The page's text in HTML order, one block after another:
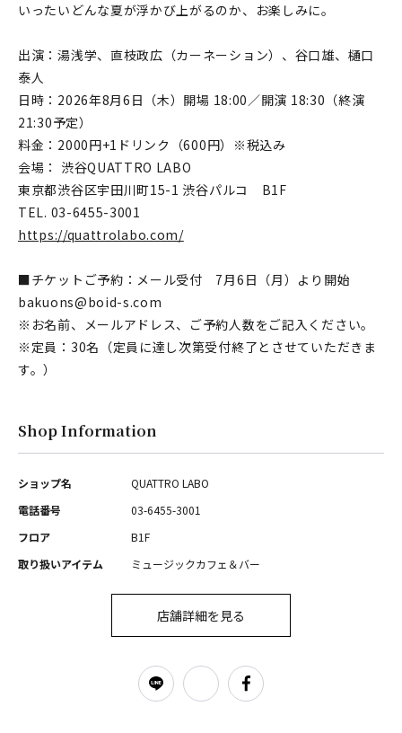
いったいどんな夏が浮かび上がるのか、お楽しみに。
出演：湯浅学、直枝政広（カーネーション）、谷口雄、樋口
泰人
日時：2026年8月6日（木）開場 18:00／開演 18:30（終演
21:30予定）
料金：2000円+1ドリンク（600円）※税込み
会場： 渋谷QUATTRO LABO
東京都渋谷区宇田川町15-1 渋谷パルコ B1F
TEL. 03-6455-3001
https://quattrolabo.com/
■チケットご予約：メール受付 7月6日（月）より開始
bakuons@boid-s.com
※お名前、メールアドレス、ご予約人数をご記入ください。
※定員：30名（定員に達し次第受付終了とさせていただきま
す。）
Shop Information
ショップ名
QUATTRO LABO
電話番号
03-6455-3001
フロア
B1F
取り扱いアイテム
ミュージックカフェ＆バー
店舗詳細を見る